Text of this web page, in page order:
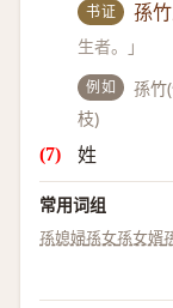
书证 孫
生者。」
例如
孫竹
枝)
姓
常用词组
孫媳婦孫女孫女婿